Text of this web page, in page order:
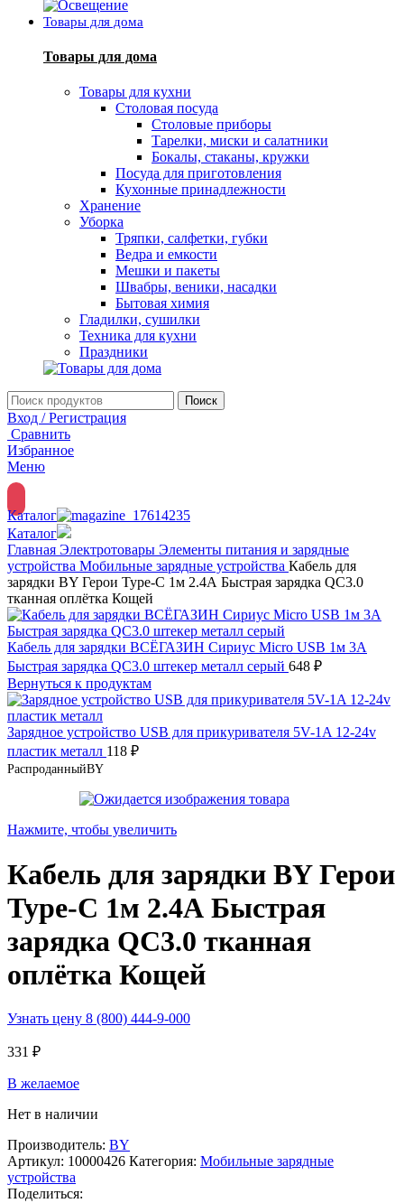
Товары для дома
Товары для дома
Товары для кухни
Столовая посуда
Столовые приборы
Тарелки, миски и салатники
Бокалы, стаканы, кружки
Посуда для приготовления
Кухонные принадлежности
Хранение
Уборка
Тряпки, салфетки, губки
Ведра и емкости
Мешки и пакеты
Швабры, веники, насадки
Бытовая химия
Гладилки, сушилки
Техника для кухни
Праздники
Поиск
Вход / Регистрация
Сравнить
Избранное
Меню
Каталог
Каталог
Главная Электротовары Элементы питания и зарядные
устройства Мобильные зарядные устройства Кабель для
зарядки BY Герои Type-C 1м 2.4А Быстрая зарядка QC3.0
тканная оплётка Кощей
Кабель для зарядки ВСЁГАЗИН Сириус Micro USB 1м 3А
Быстрая зарядка QC3.0 штекер металл серый 648 ₽
Вернуться к продуктам
Зарядное устройство USB для прикуривателя 5V-1A 12-24v
пластик металл 118 ₽
РаспроданныйBY
Нажмите, чтобы увеличить
Кабель для зарядки BY Герои
Type-C 1м 2.4А Быстрая
зарядка QC3.0 тканная
оплётка Кощей
Узнать цену 8 (800) 444-9-000
331 ₽
В желаемое
Нет в наличии
Производитель: BY
Артикул: 10000426 Категория: Мобильные зарядные
устройства
Поделиться: